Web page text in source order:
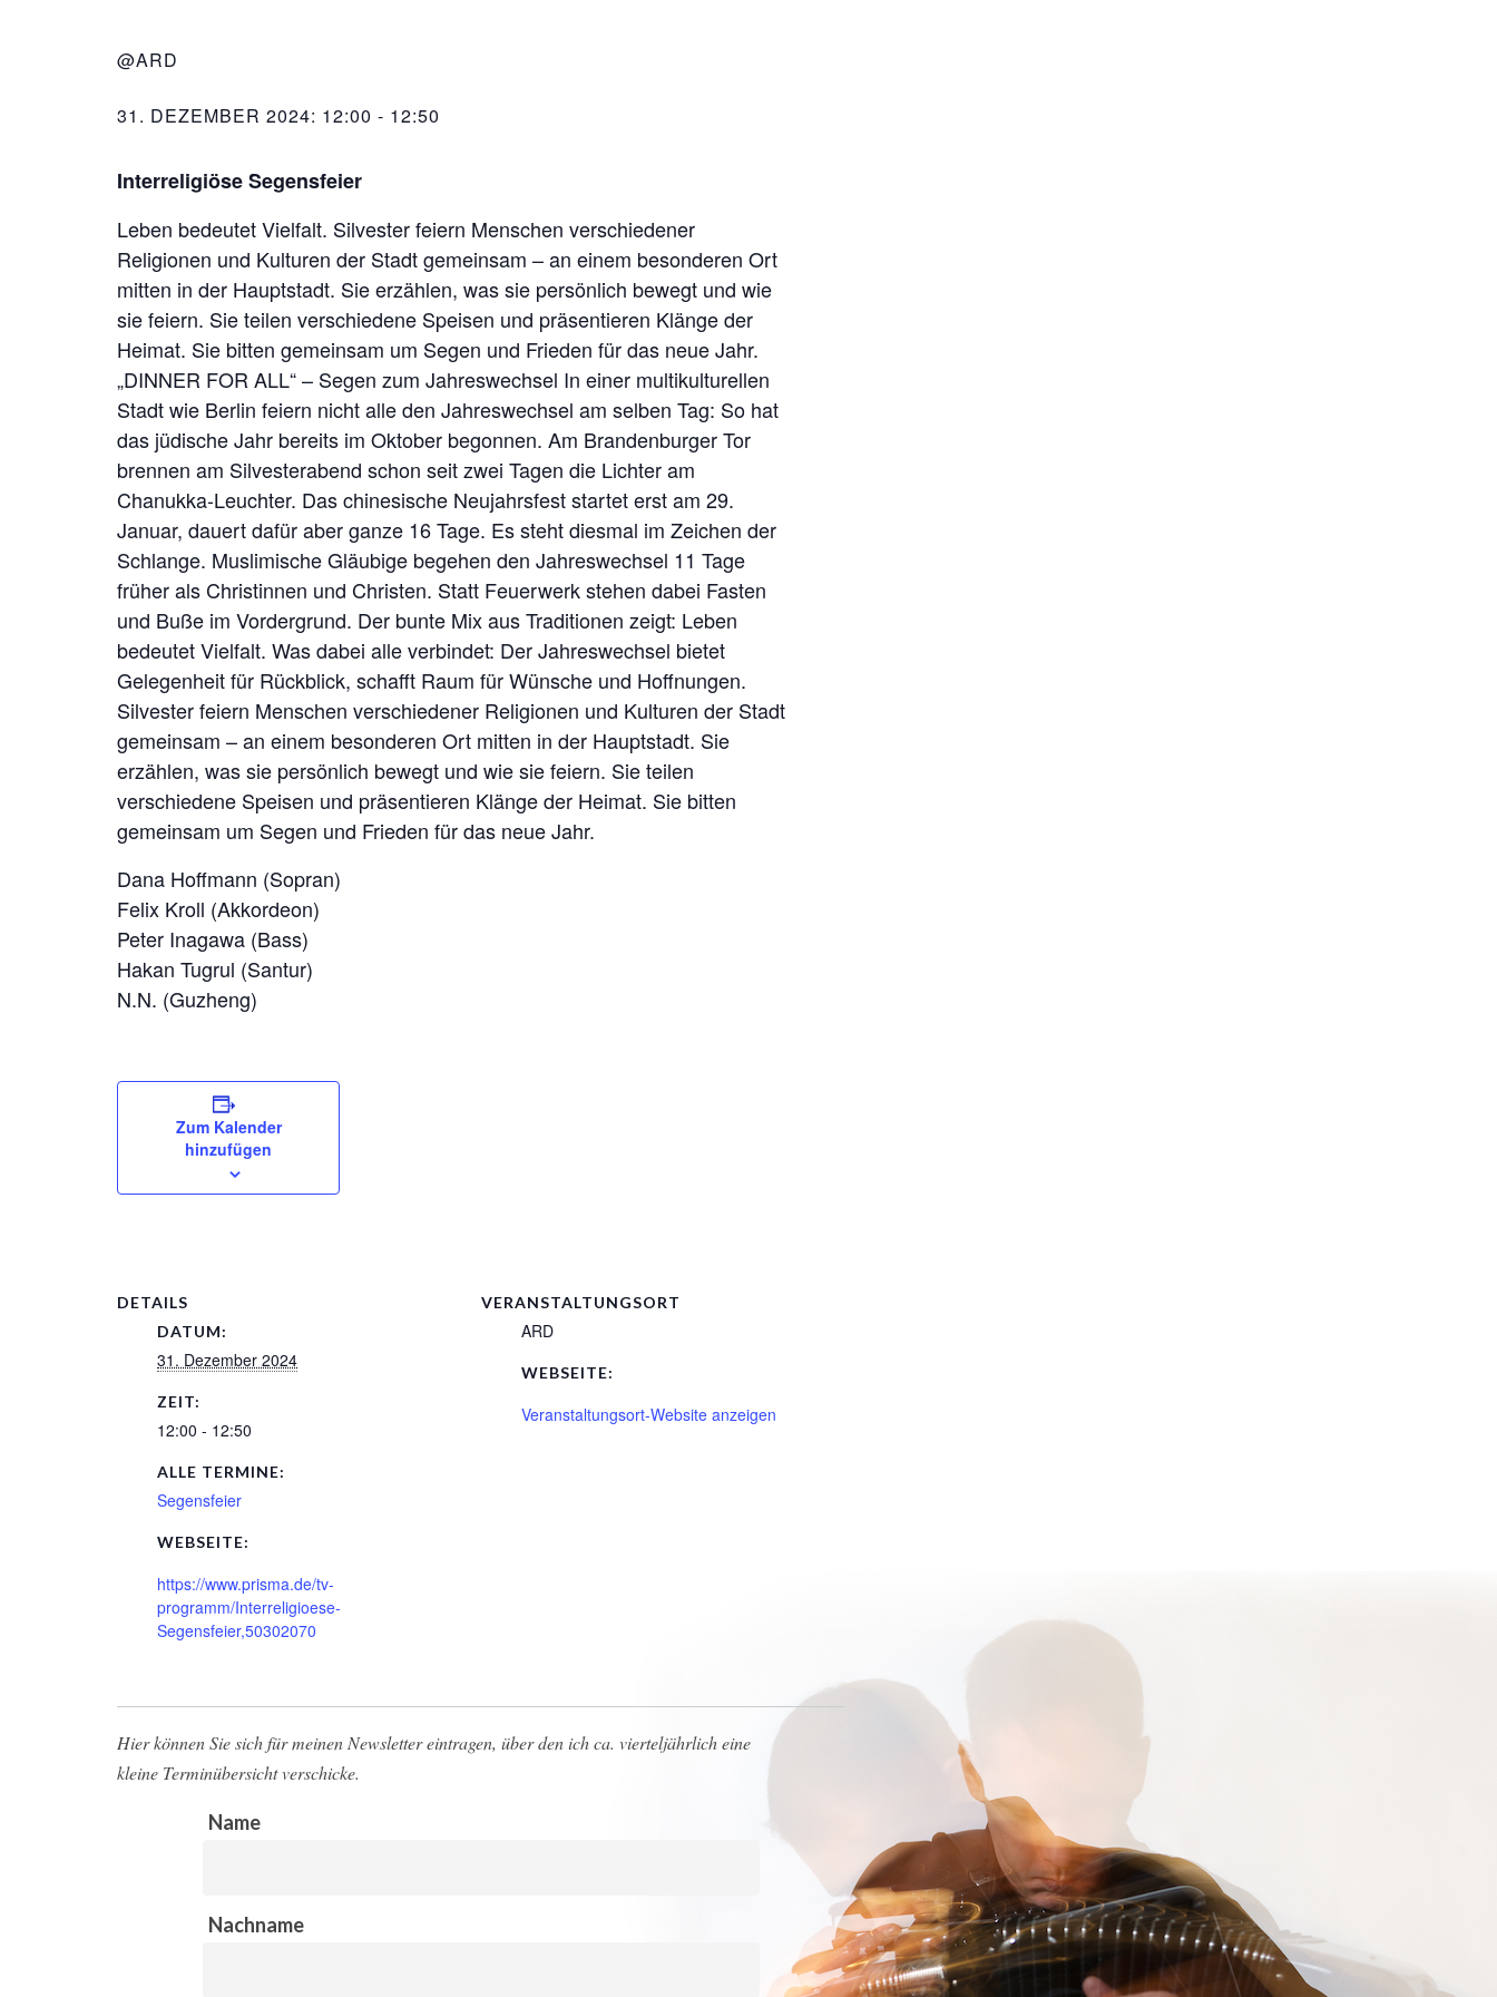
@ARD
31. DEZEMBER 2024: 12:00 - 12:50
Interreligiöse Segensfeier
Leben bedeutet Vielfalt. Silvester feiern Menschen verschiedener
Religionen und Kulturen der Stadt gemeinsam – an einem besonderen Ort
mitten in der Hauptstadt. Sie erzählen, was sie persönlich bewegt und wie
sie feiern. Sie teilen verschiedene Speisen und präsentieren Klänge der
Heimat. Sie bitten gemeinsam um Segen und Frieden für das neue Jahr.
„DINNER FOR ALL“ – Segen zum Jahreswechsel In einer multikulturellen
Stadt wie Berlin feiern nicht alle den Jahreswechsel am selben Tag: So hat
das jüdische Jahr bereits im Oktober begonnen. Am Brandenburger Tor
brennen am Silvesterabend schon seit zwei Tagen die Lichter am
Chanukka-Leuchter. Das chinesische Neujahrsfest startet erst am 29.
Januar, dauert dafür aber ganze 16 Tage. Es steht diesmal im Zeichen der
Schlange. Muslimische Gläubige begehen den Jahreswechsel 11 Tage
früher als Christinnen und Christen. Statt Feuerwerk stehen dabei Fasten
und Buße im Vordergrund. Der bunte Mix aus Traditionen zeigt: Leben
bedeutet Vielfalt. Was dabei alle verbindet: Der Jahreswechsel bietet
Gelegenheit für Rückblick, schafft Raum für Wünsche und Hoffnungen.
Silvester feiern Menschen verschiedener Religionen und Kulturen der Stadt
gemeinsam – an einem besonderen Ort mitten in der Hauptstadt. Sie
erzählen, was sie persönlich bewegt und wie sie feiern. Sie teilen
verschiedene Speisen und präsentieren Klänge der Heimat. Sie bitten
gemeinsam um Segen und Frieden für das neue Jahr.
Dana Hoffmann (Sopran)
Felix Kroll (Akkordeon)
Peter Inagawa (Bass)
Hakan Tugrul (Santur)
N.N. (Guzheng)
Zum Kalender
hinzufügen
DETAILS
DATUM:
31. Dezember 2024
ZEIT:
12:00 - 12:50
ALLE TERMINE:
Segensfeier
WEBSEITE:
https://www.prisma.de/tv-
programm/Interreligioese-
Segensfeier,50302070
VERANSTALTUNGSORT
ARD
WEBSEITE:
Veranstaltungsort-Website anzeigen
Hier können Sie sich für meinen Newsletter eintragen, über den ich ca. vierteljährlich eine
kleine Terminübersicht verschicke.
Name
Nachname